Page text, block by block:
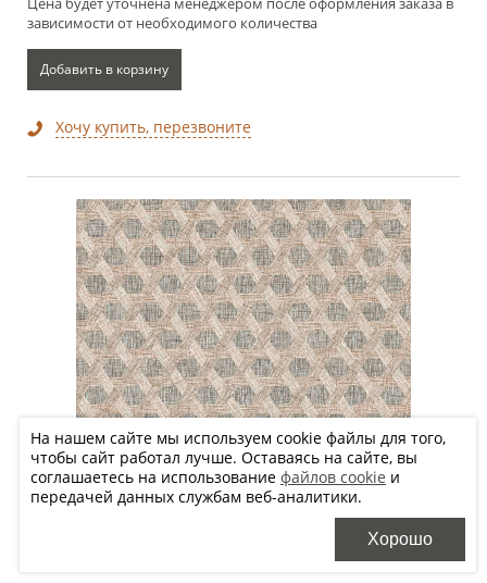
зависимости от необходимого количества
Добавить в корзину
Хочу купить, перезвоните
На нашем сайте мы используем cookie файлы для того,
чтобы сайт работал лучше. Оставаясь на сайте, вы
соглашаетесь на использование файлов cookie и
передачей данных службам веб-аналитики.
Хорошо